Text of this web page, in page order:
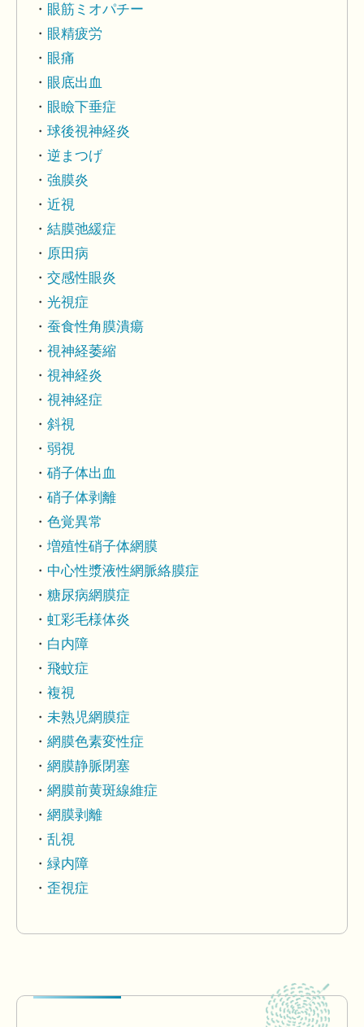
眼筋ミオパチー
眼精疲労
眼痛
眼底出血
眼瞼下垂症
球後視神経炎
逆まつげ
強膜炎
近視
結膜弛緩症
原田病
交感性眼炎
光視症
蚕食性角膜潰瘍
視神経萎縮
視神経炎
視神経症
斜視
弱視
硝子体出血
硝子体剥離
色覚異常
増殖性硝子体網膜
中心性漿液性網脈絡膜症
糖尿病網膜症
虹彩毛様体炎
白内障
飛蚊症
複視
未熟児網膜症
網膜色素変性症
網膜静脈閉塞
網膜前黄斑線維症
網膜剥離
乱視
緑内障
歪視症